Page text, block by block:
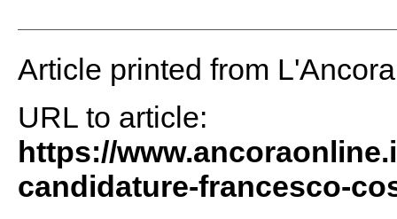
Article printed from
URL to article:
https://
candidature-francesco-